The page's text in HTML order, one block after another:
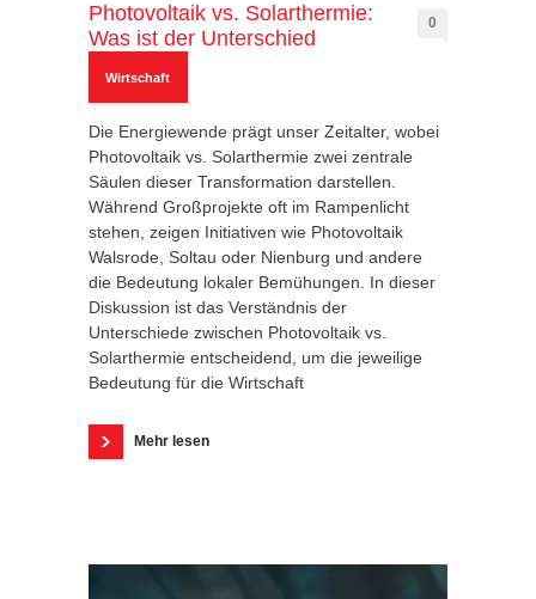
Photovoltaik vs. Solarthermie:
Was ist der Unterschied
0
Wirtschaft
Die Energiewende prägt unser Zeitalter, wobei
Photovoltaik vs. Solarthermie zwei zentrale
Säulen dieser Transformation darstellen.
Während Großprojekte oft im Rampenlicht
stehen, zeigen Initiativen wie Photovoltaik
Walsrode, Soltau oder Nienburg und andere
die Bedeutung lokaler Bemühungen. In dieser
Diskussion ist das Verständnis der
Unterschiede zwischen Photovoltaik vs.
Solarthermie entscheidend, um die jeweilige
Bedeutung für die Wirtschaft
Mehr lesen